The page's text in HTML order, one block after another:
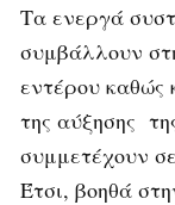
Τα ενεργά
συμβάλλουν
εντέρου καθώς
της αύξησης
συμμετέχουν
Έτσι, βοηθά